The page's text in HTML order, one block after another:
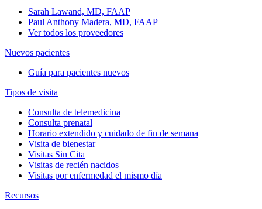
Sarah Lawand, MD, FAAP
Paul Anthony Madera, MD, FAAP
Ver todos los proveedores
Nuevos pacientes
Guía para pacientes nuevos
Tipos de visita
Consulta de telemedicina
Consulta prenatal
Horario extendido y cuidado de fin de semana
Visita de bienestar
Visitas Sin Cita
Visitas de recién nacidos
Visitas por enfermedad el mismo día
Recursos